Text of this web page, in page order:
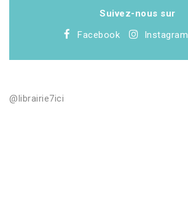
Suivez-nous sur
Facebook
Instagram
@librairie7ici